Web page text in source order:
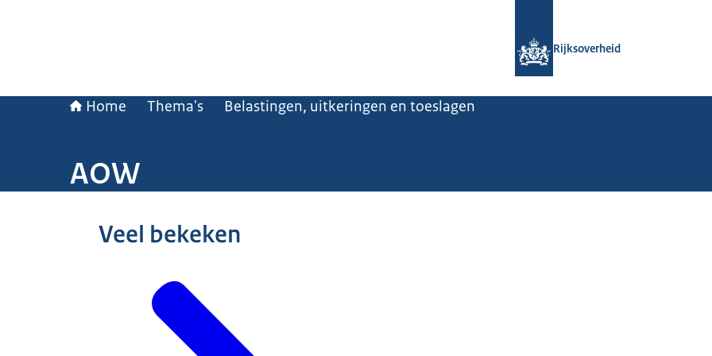
Rijksoverheid
Home Thema's Belastingen, uitkeringen en toeslagen
AOW
Veel bekeken